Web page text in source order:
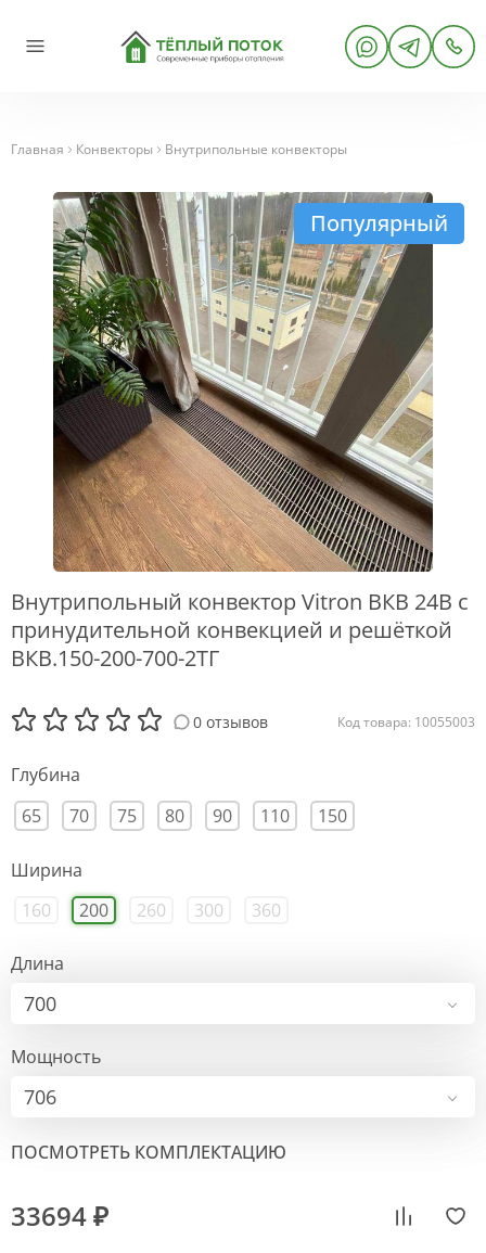
Главная Конвекторы Внутрипольные конвекторы
Популярный
Внутрипольный конвектор Vitron ВКВ 24В с
принудительной конвекцией и решёткой
ВКВ.150-200-700-2ТГ
0 отзывов Код товара: 10055003
Глубина
65
70 75 80 90 110 150
Ширина
160
200 260 300 360
Длина
700
Мощность
706
ПОСМОТРЕТЬ КОМПЛЕКТАЦИЮ
33694 ₽